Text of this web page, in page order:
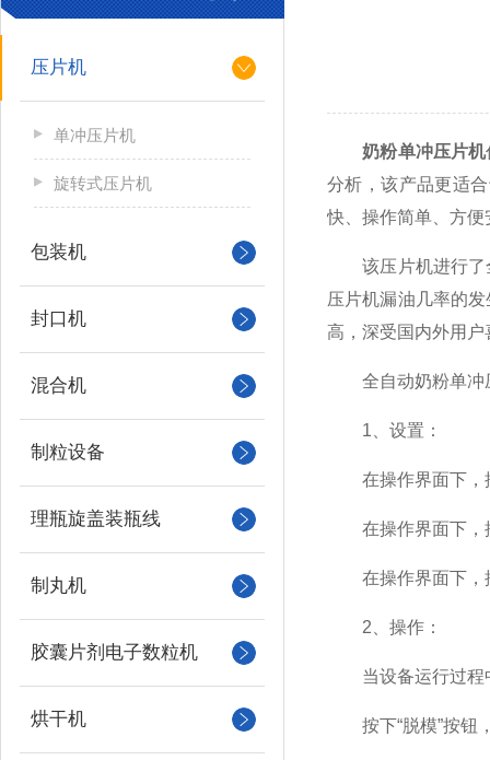
压片机
单冲压片机
旋转式压片机
包装机
封口机
混合机
制粒设备
理瓶旋盖装瓶线
制丸机
胶囊片剂电子数粒机
烘干机
奶粉单冲压片机
分析，该产品更适
快、操作简单、方便
该压片机进行了全
压片机漏油几率的
高，深受国内外用户
全自动奶粉单冲
1、设置：
在操作界面下，按
在操作界面下，按
在操作界面下，按
2、操作：
当设备运行过程中
按下“脱模”按钮，